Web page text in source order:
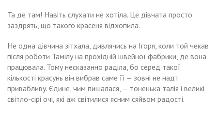
Та де там! Навіть слухати не хотіла. Це дівчата просто
заздрять, що такого красеня відхопила.
Не одна дівчина зітхала, дивлячись на Ігоря, коли той чекав
після роботи Тамілу на прохідній швейної фабрики, де вона
працювала. Тому несказанно раділа, бо серед такої
кількості красунь він вибрав саме її — зовні не надт
привабливу. Єдине, чим пишалася, — тоненька талія і великі
світло-сірі очі, які аж світилися ясним сяйвом радості.